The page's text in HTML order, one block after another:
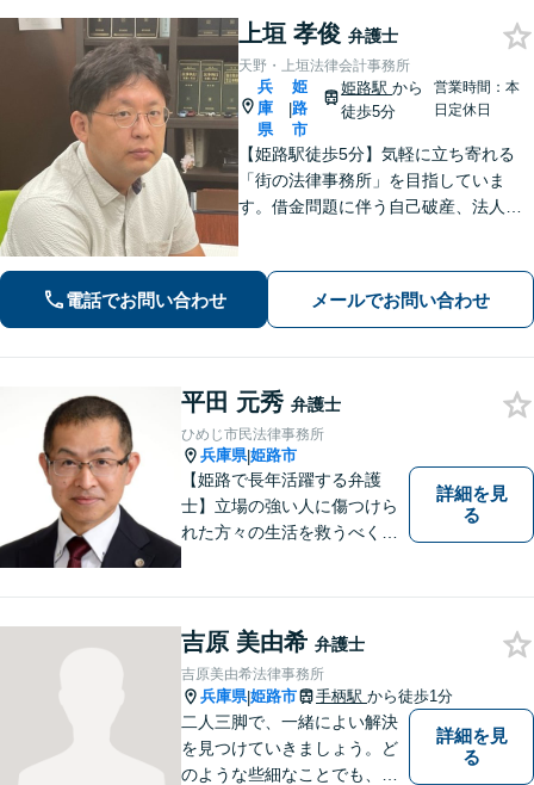
上垣 孝俊 弁護士
天野・上垣法律会計事務所
兵
庫
県
|
姫
路
市
姫路駅から
徒歩5分
営業時間：本
日定休日
【姫路駅徒歩5分】気軽に立ち寄れる
「街の法律事務所」を目指していま
す。借金問題に伴う自己破産、法人破
しっかり耳を傾けサポートいたしま
す。【初回相談無料】【個室対応】
電話でお問い合わせ メールでお問い合わせ
平田 元秀 弁護士
ひめじ市民法律事務所
兵庫県|姫路市
【姫路で長年活躍する弁護
士】立場の強い人に傷つけら
れた方々の生活を救うべく、
もご相談ください。二人三脚
で平穏な生活を取り戻しまし
ょう。【Zoom・電話相談O
K】
詳細を見
る
吉原 美由希 弁護士
吉原美由希法律事務所
兵庫県|姫路市 手柄駅 から徒歩1分
二人三脚で、一緒によい解決
を見つけていきましょう。ど
のような些細なことでも、ま
詳細を見
る